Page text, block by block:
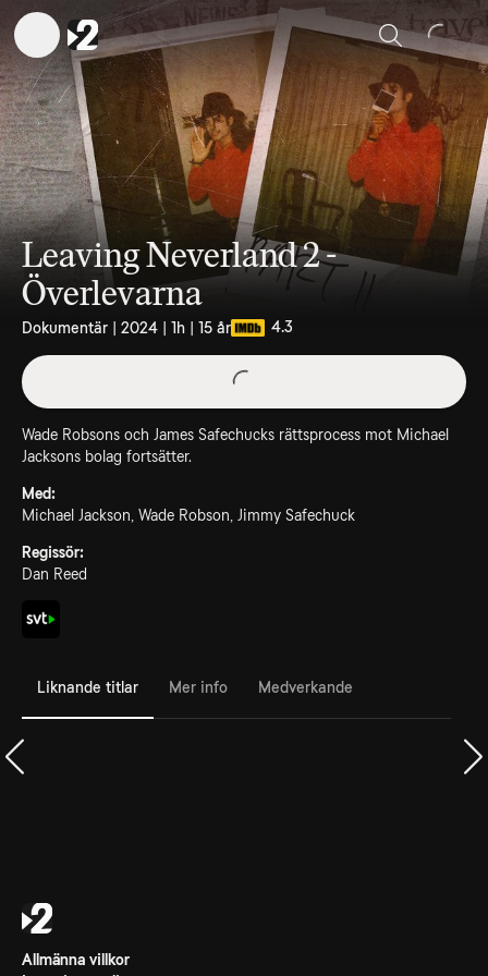
Sök
Leaving Neverland 2 -
Överlevarna
Dokumentär | 2024 | 1h | 15 år 4.3
Wade Robsons och James Safechucks rättsprocess mot Michael
Jacksons bolag fortsätter.
Med:
Michael Jackson, Wade Robson, Jimmy Safechuck
Regissör:
Dan Reed
Liknande titlar Mer info Medverkande
Allmänna villkor